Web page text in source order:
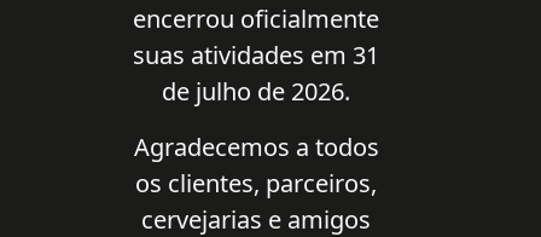
encerrou oficialmente
suas atividades em 31
de julho de 2026.
Agradecemos a todos
os clientes, parceiros,
cervejarias e amigos